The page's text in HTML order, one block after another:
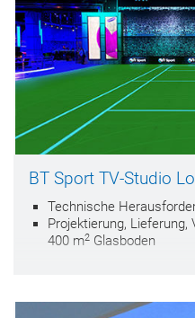
BT Sport TV-Studio
Technische
Projektierung,
400 m2 Glasboden